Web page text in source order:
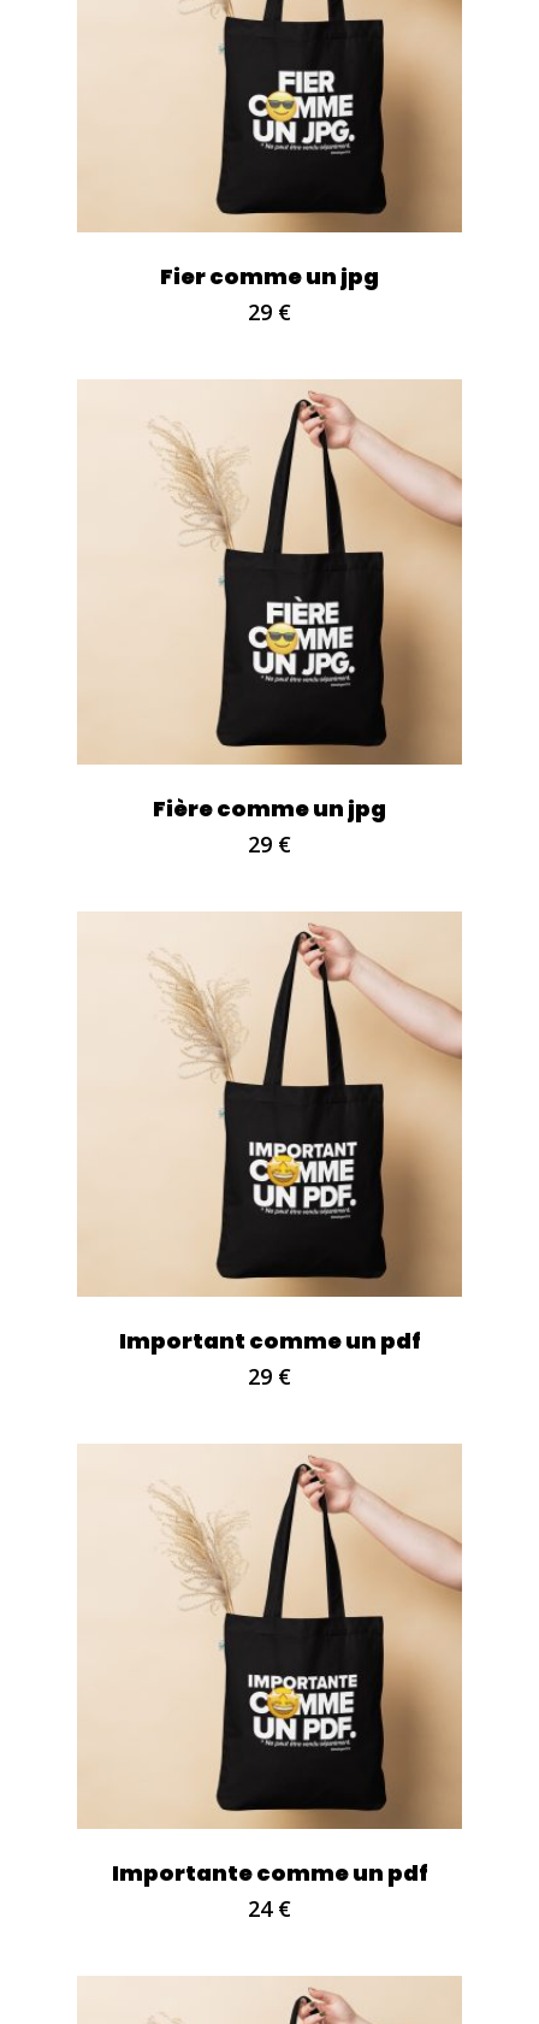
VOTRE PANIER EST VIDE.
Go to shop
Fier comme un jpg
29 €
Fière comme un jpg
29 €
Important comme un pdf
29 €
Importante comme un pdf
24 €